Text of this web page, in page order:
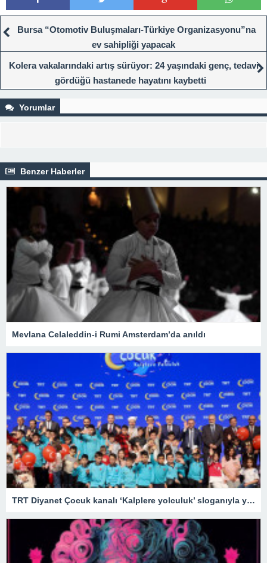
Bursa “Otomotiv Buluşmaları-Türkiye Organizasyonu”na
ev sahipliği yapacak
Kolera vakalarındaki artış sürüyor: 24 yaşındaki genç, tedavi
gördüğü hastanede hayatını kaybetti
Yorumlar
Benzer Haberler
Mevlana Celaleddin-i Rumi Amsterdam’da anıldı
TRT Diyanet Çocuk kanalı ‘Kalplere yolculuk’ sloganıyla yayın hayatına başladı